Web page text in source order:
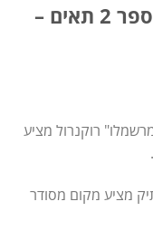
תיק גב ארגונומי שחור לבית ספר 2 תאים –
שחור לבית ספר 2 תאים "מרשמלו" רוקנרול מציע
מציע מקום מסודר